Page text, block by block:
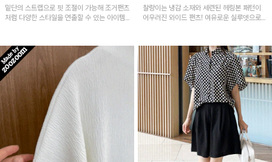
밑단의 스트랩으로 핏 조절이 가능해 조거팬츠
처럼 다양한 스타일을 연출할 수 있는 아이템!
찰랑이는 냉감 소재와 세련된 헤링본 패턴이
어우러진 와이드 팬츠! 여유로운 실루엣으로
다.